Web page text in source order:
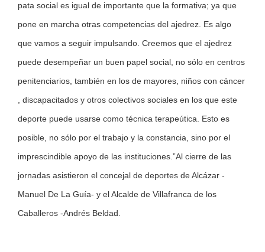
pata social es igual de importante que la formativa; ya que
pone en marcha otras competencias del ajedrez. Es algo
que vamos a seguir impulsando. Creemos que el ajedrez
puede desempeñar un buen papel social, no sólo en centros
penitenciarios, también en los de mayores, niños con cáncer
, discapacitados y otros colectivos sociales en los que este
deporte puede usarse como técnica terapeútica. Esto es
posible, no sólo por el trabajo y la constancia, sino por el
imprescindible apoyo de las instituciones.”Al cierre de las
jornadas asistieron el concejal de deportes de Alcázar -
Manuel De La Guía- y el Alcalde de Villafranca de los
Caballeros -Andrés Beldad.